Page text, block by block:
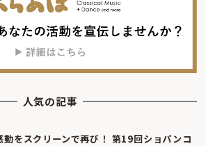
人気の記事
動をスクリーンで再び！ 第19回ショパンコ